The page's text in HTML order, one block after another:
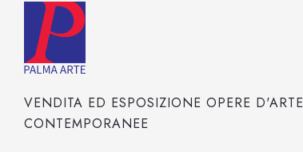
VENDITA ED ESPOSIZIONE OPERE D'ARTE
CONTEMPORANEE